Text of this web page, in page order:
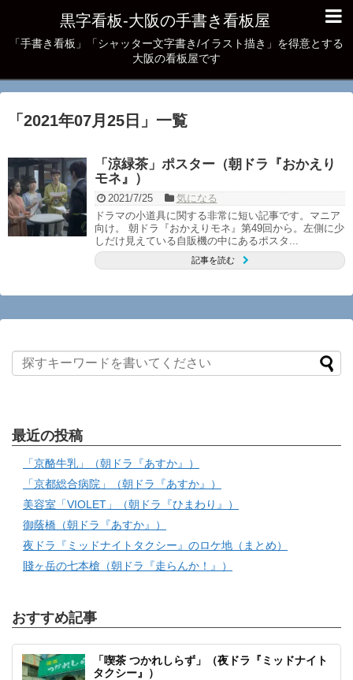
黒字看板‐大阪の手書き看板屋
「手書き看板」「シャッター文字書き/イラスト描き」を得意とする
大阪の看板屋です
「 2021年07月25日 」 一覧
「涼緑茶」ポスター（朝ドラ『おかえり
モネ』）
2021/7/25
気になる
ドラマの小道具に関する非常に短い記事です。マニア
向け。 朝ドラ『おかえりモネ』第49回から。左側に少
しだけ見えている自販機の中にあるポスタ...
記事を読む
最近の投稿
「京酪牛乳」（朝ドラ『あすか』）
「京都総合病院」（朝ドラ『あすか』）
美容室「VIOLET」（朝ドラ『ひまわり』）
御蔭橋（朝ドラ『あすか』）
夜ドラ『ミッドナイトタクシー』のロケ地（まとめ）
賤ヶ岳の七本槍（朝ドラ『走らんか！』）
おすすめ記事
「喫茶 つかれしらず」（夜ドラ『ミッドナイト
タクシー』）